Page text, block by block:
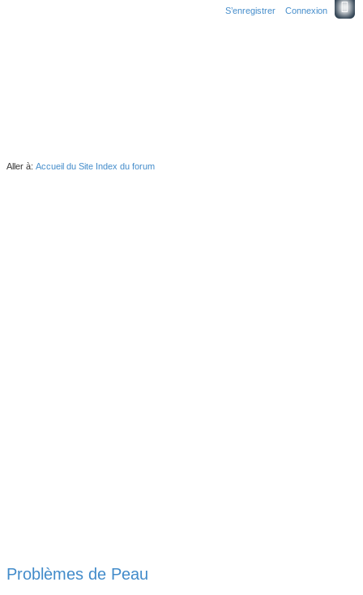
Connexion
S’enregistrer
Aller à: Accueil du Site Index du forum
Problèmes de Peau